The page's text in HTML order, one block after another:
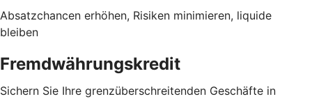
Absatzchancen erhöhen, Risiken minimieren, liquide
bleiben
Fremdwährungskredit
Sichern Sie Ihre grenzüberschreitenden Geschäfte in